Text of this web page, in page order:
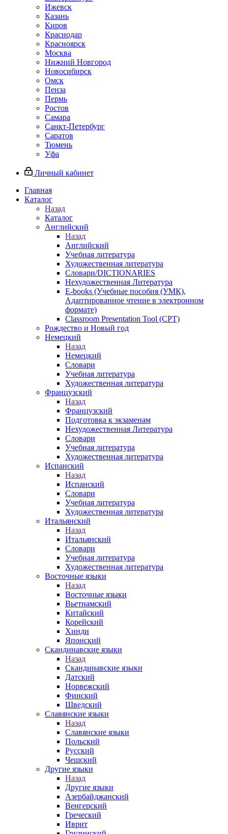
Ижевск
Казань
Киров
Краснодар
Красноярск
Москва
Нижний Новгород
Новосибирск
Омск
Пенза
Пермь
Ростов
Самара
Санкт-Петербург
Саратов
Тюмень
Уфа
Личный кабинет
Главная
Каталог
Назад
Каталог
Английский
Назад
Английский
Учебная литература
Художественная литература
Словари/DICTIONARIES
Нехудожественная Литература
E-books (Учебные пособия (УМК),
Адаптированное чтение в электронном
формате)
Classroom Presentation Tool (CPT)
Рождество и Новый год
Немецкий
Назад
Немецкий
Словари
Учебная литература
Художественная литература
Французский
Назад
Французский
Подготовка к экзаменам
Нехудожественная Литература
Словари
Учебная литература
Художественная литература
Испанский
Назад
Испанский
Словари
Учебная литература
Художественная литература
Итальянский
Назад
Итальянский
Словари
Учебная литература
Художественная литература
Восточные языки
Назад
Восточные языки
Вьетнамский
Китайский
Корейский
Хинди
Японский
Скандинавские языки
Назад
Скандинавские языки
Датский
Норвежский
Финский
Шведский
Славянские языки
Назад
Славянские языки
Польский
Русский
Чешский
Другие языки
Назад
Другие языки
Азербайджанский
Венгерский
Греческий
Иврит